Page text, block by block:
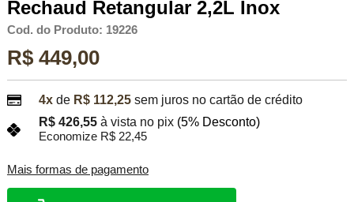
Rechaud Retangular 2,2L Inox
Cod. do Produto: 19226
R$ 449,00
4xde R$ 112,25 sem juros no cartão de crédito
R$ 426,55 à vista no pix (5% Desconto)
Economize R$ 22,45
Mais formas de pagamento